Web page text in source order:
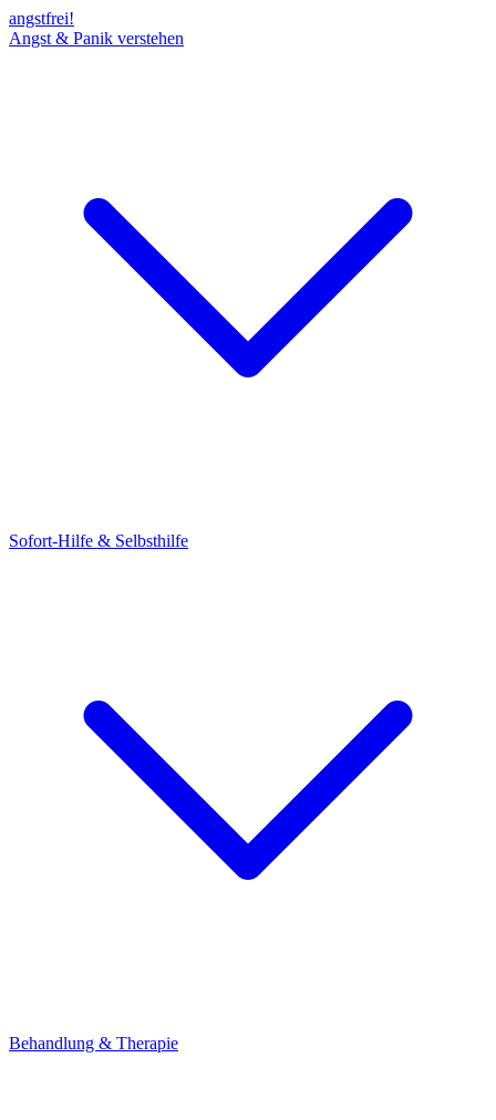
angstfrei!
Angst & Panik verstehen
Sofort-Hilfe & Selbsthilfe
Behandlung & Therapie